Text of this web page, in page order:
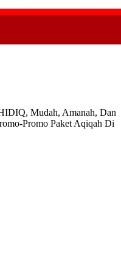
Mudah, Amanah, Dan
Promo Paket Aqiqah Di